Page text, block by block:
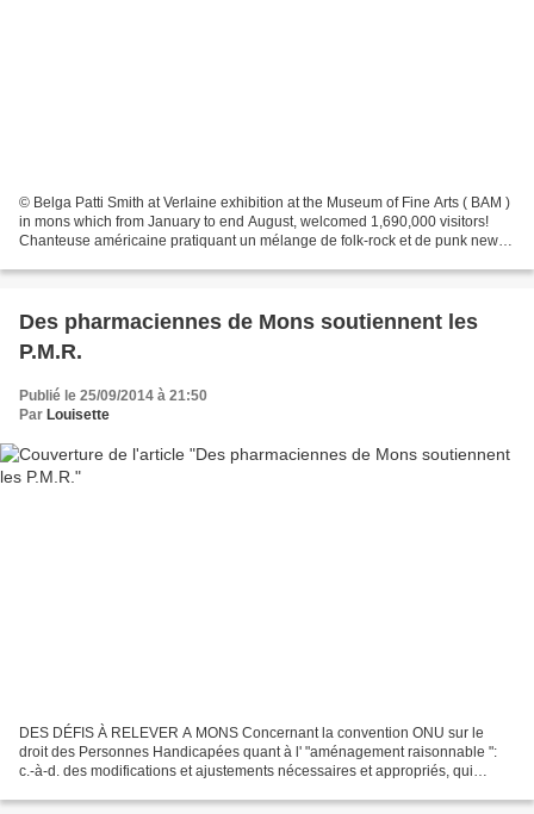
© Belga Patti Smith at Verlaine exhibition at the Museum of Fine Arts ( BAM )
in mons which from January to end August, welcomed 1,690,000 visitors!
Chanteuse américaine pratiquant un mélange de folk-rock et de punk new-
Des pharmaciennes de Mons soutiennent les
P.M.R.
Publié le 25/09/2014 à 21:50
Par Louisette
DES DÉFIS À RELEVER A MONS Concernant la convention ONU sur le
droit des Personnes Handicapées quant à l' "aménagement raisonnable ":
c.-à-d. des modifications et ajustements nécessaires et appropriés, qui